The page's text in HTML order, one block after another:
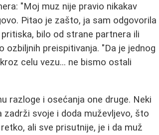
"Moj muz nije pravio nikakav
Pitao je zašto, ja sam odgovorila
bilo od strane partnera ili
preispitivanja. "Da je jednog
celu vezu... ne bismo ostali
razloge i osećanja one druge. Neki
zadrži svoje i doda muževljevo, što
ali sve prisutnije, je i da muž